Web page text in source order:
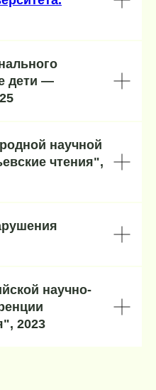
дети —
научной
чтения",
научно-
2023
О